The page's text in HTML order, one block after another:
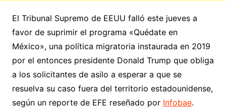
El Tribunal Supremo de EEUU falló este jueves a
favor de suprimir el programa «Quédate en
México», una política migratoria instaurada en 2019
por el entonces presidente Donald Trump que obliga
a los solicitantes de asilo a esperar a que se
resuelva su caso fuera del territorio estadounidense,
según un reporte de EFE reseñado por Infobae.